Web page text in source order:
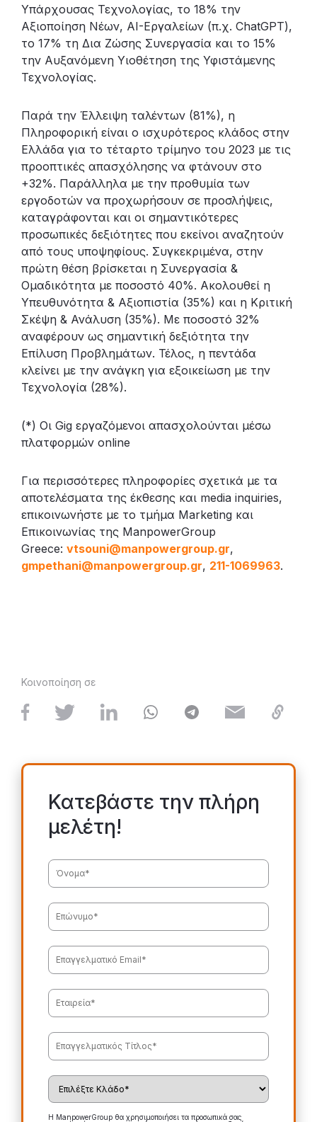
Υπάρχουσας Τεχνολογίας, το 18% την
Αξιοποίηση Νέων, AI-Εργαλείων (π.χ. ChatGPT),
το 17% τη Δια Ζώσης Συνεργασία και το 15%
την Αυξανόμενη Υιοθέτηση της Υφιστάμενης
Τεχνολογίας.
Παρά την Έλλειψη ταλέντων (81%), η
Πληροφορική είναι ο ισχυρότερος κλάδος στην
Ελλάδα για το τέταρτο τρίμηνο του 2023 με τις
προοπτικές απασχόλησης να φτάνουν στο
+32%. Παράλληλα με την προθυμία των
εργοδοτών να προχωρήσουν σε προσλήψεις,
καταγράφονται και οι σημαντικότερες
προσωπικές δεξιότητες που εκείνοι αναζητούν
από τους υποψηφίους. Συγκεκριμένα, στην
πρώτη θέση βρίσκεται η Συνεργασία &
Ομαδικότητα με ποσοστό 40%. Ακολουθεί η
Υπευθυνότητα & Αξιοπιστία (35%) και η Κριτική
Σκέψη & Ανάλυση (35%). Με ποσοστό 32%
αναφέρουν ως σημαντική δεξιότητα την
Επίλυση Προβλημάτων. Τέλος, η πεντάδα
κλείνει με την ανάγκη για εξοικείωση με την
Τεχνολογία (28%).
(*) Οι Gig εργαζόμενοι απασχολούνται μέσω
πλατφορμών online
Για περισσότερες πληροφορίες σχετικά με τα
αποτελέσματα της έκθεσης και media inquiries,
επικοινωνήστε με το τμήμα Marketing και
Επικοινωνίας της ManpowerGroup
Greece: vtsouni@manpowergroup.gr,
gmpethani@manpowergroup.gr, 211-1069963.
Κοινοποίηση σε
Κατεβάστε την πλήρη
μελέτη!
Η ManpowerGroup θα χρησιμοποιήσει τα προσωπικά σας